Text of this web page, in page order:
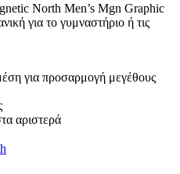
North Men’s Mgn Graphic
για το γυμναστήριο ή τις
για προσαρμογή μεγέθους
αριστερά